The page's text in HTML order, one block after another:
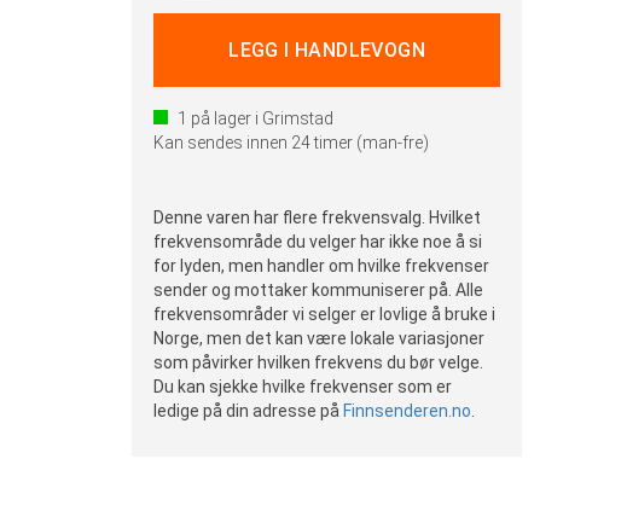
1 på lager i Grimstad
Kan sendes innen 24 timer (man-fre)
Denne varen har flere frekvensvalg. Hvilket
frekvensområde du velger har ikke noe å si
for lyden, men handler om hvilke frekvenser
sender og mottaker kommuniserer på. Alle
frekvensområder vi selger er lovlige å bruke i
Norge, men det kan være lokale variasjoner
som påvirker hvilken frekvens du bør velge.
Du kan sjekke hvilke frekvenser som er
ledige på din adresse på Finnsenderen.no